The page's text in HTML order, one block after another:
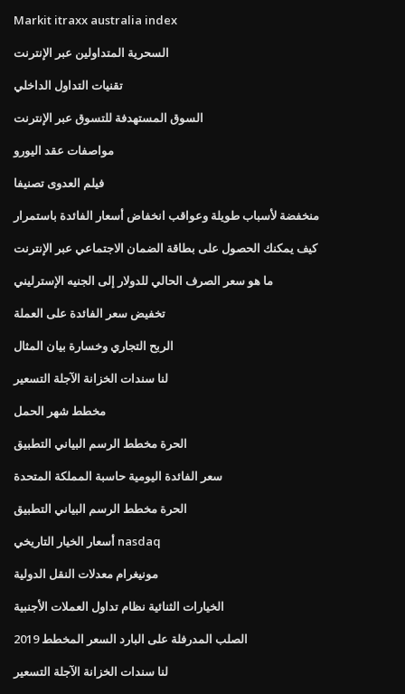
Markit itraxx australia index
السحرية المتداولين عبر الإنترنت
تقنيات التداول الداخلي
السوق المستهدفة للتسوق عبر الإنترنت
مواصفات عقد اليورو
فيلم العدوى تصنيفا
منخفضة لأسباب طويلة وعواقب انخفاض أسعار الفائدة باستمرار
كيف يمكنك الحصول على بطاقة الضمان الاجتماعي عبر الإنترنت
ما هو سعر الصرف الحالي للدولار إلى الجنيه الإسترليني
تخفيض سعر الفائدة على العملة
الربح التجاري وخسارة بيان المثال
لنا سندات الخزانة الآجلة التسعير
مخطط شهر الحمل
الحرة مخطط الرسم البياني التطبيق
سعر الفائدة اليومية حاسبة المملكة المتحدة
الحرة مخطط الرسم البياني التطبيق
أسعار الخيار التاريخي nasdaq
مونيغرام معدلات النقل الدولية
الخيارات الثنائية نظام تداول العملات الأجنبية
الصلب المدرفلة على البارد السعر المخطط 2019
لنا سندات الخزانة الآجلة التسعير